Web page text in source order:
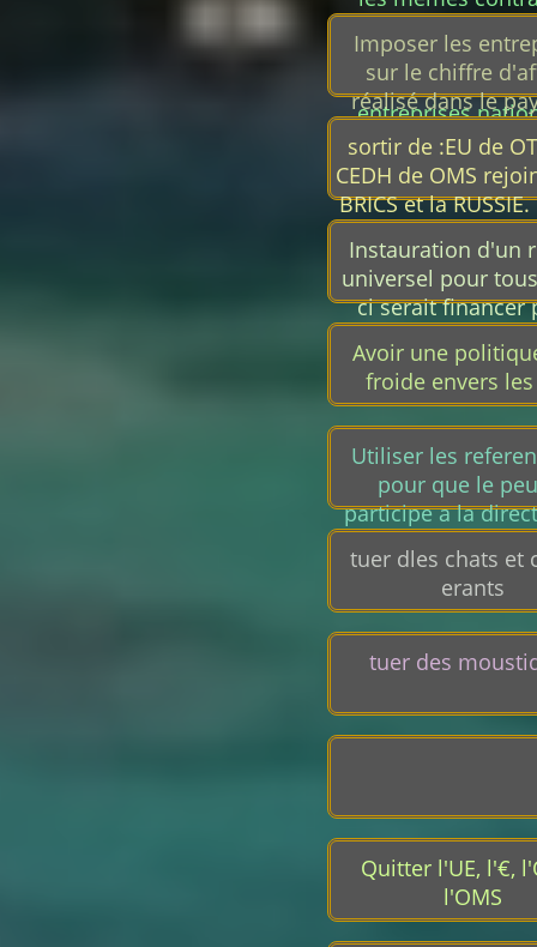
sociales et
équité envers
entreprises
Imposer les
sur le chiffre
réalisé dans le
d'éviter les
fiscales.
sortir de :EU de
CEDH de OMS
BRICS et la
tout ce que
detruit à travers le
Instauration d'un
universel pour
ci serait financer
redirection de
allocations et
assedics devenus
Avoir une
froide envers les
Utiliser les
pour que le
participe a la
pays
tuer dles chats et
erants
tuer des
Quitter l'UE, l'€,
l'OMS